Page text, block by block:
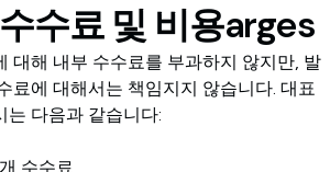
수료 및 비용arges
대해 내부 수수료를 부과하지 않지만, 발
료에 대해서는 책임지지 않습니다. 대표
는 다음과 같습니다:
수수료